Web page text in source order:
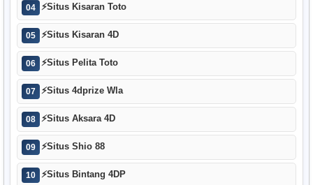
04 ⚡Situs Kisaran Toto
05 ⚡Situs Kisaran 4D
06 ⚡Situs Pelita Toto
07 ⚡Situs 4dprize Wla
08 ⚡Situs Aksara 4D
09 ⚡Situs Shio 88
10 ⚡Situs Bintang 4DP